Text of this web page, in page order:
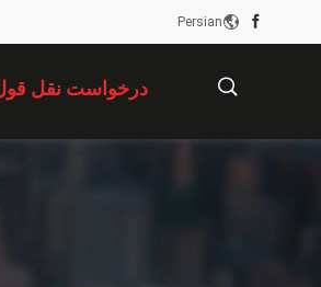
Persian
درخواست نقل